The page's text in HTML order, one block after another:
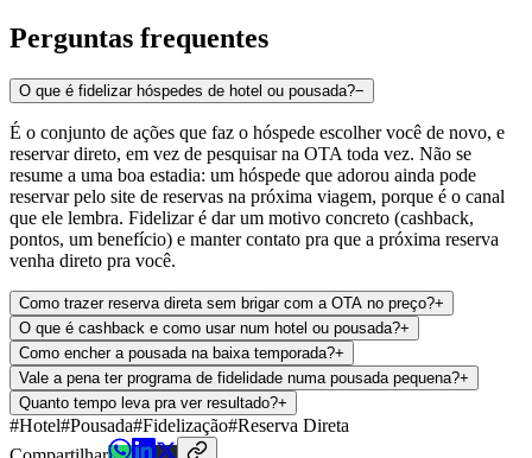
Perguntas frequentes
O que é fidelizar hóspedes de hotel ou pousada?−
É o conjunto de ações que faz o hóspede escolher você de novo, e
reservar direto, em vez de pesquisar na OTA toda vez. Não se
resume a uma boa estadia: um hóspede que adorou ainda pode
reservar pelo site de reservas na próxima viagem, porque é o canal
que ele lembra. Fidelizar é dar um motivo concreto (cashback,
pontos, um benefício) e manter contato pra que a próxima reserva
venha direto pra você.
Como trazer reserva direta sem brigar com a OTA no preço?+
O que é cashback e como usar num hotel ou pousada?+
Como encher a pousada na baixa temporada?+
Vale a pena ter programa de fidelidade numa pousada pequena?+
Quanto tempo leva pra ver resultado?+
#Hotel#Pousada#Fidelização#Reserva Direta